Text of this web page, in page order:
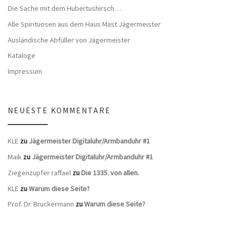
Die Sache mit dem Hubertushirsch…
Alle Spirituosen aus dem Haus Mast Jägermeister
Ausländische Abfüller von Jägermeister
Kataloge
Impressum
NEUESTE KOMMENTARE
KLE zu Jägermeister Digitaluhr/Armbanduhr #1
Maik zu Jägermeister Digitaluhr/Armbanduhr #1
Ziegenzupfer raffael zuDie 1335. von allen.
KLE zuWarum diese Seite?
Prof. Dr. Bruckermann zuWarum diese Seite?